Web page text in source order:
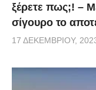
ξέρετε πως;! –
σίγουρο το
17 ΔΕΚΕΜΒΡΊΟΥ,